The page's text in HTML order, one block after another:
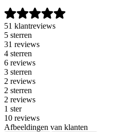
51 klantreviews
5 sterren
31 reviews
4 sterren
6 reviews
3 sterren
2 reviews
2 sterren
2 reviews
1 ster
10 reviews
Afbeeldingen van klanten